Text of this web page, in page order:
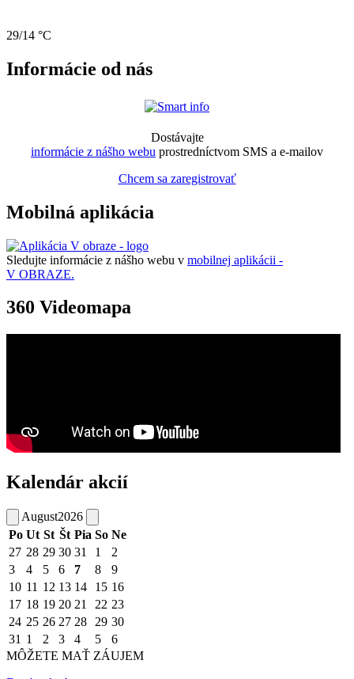
29/14 °C
Informácie od nás
Dostávajte
informácie z nášho webu prostredníctvom SMS a e-mailov
Chcem sa zaregistrovať
Mobilná aplikácia
Sledujte informácie z nášho webu v mobilnej aplikácii -
V OBRAZE.
360 Videomapa
Kalendár akcií
August2026
Po Ut St Št Pia So Ne
27 28 29 30 31 1
2
3
4 5 6 7 8
9
10 11 12 13 14 15 16
17 18 19 20 21 22 23
24 25 26 27 28 29 30
31 1 2 3 4 5
6
MÔŽETE MAŤ ZÁUJEM